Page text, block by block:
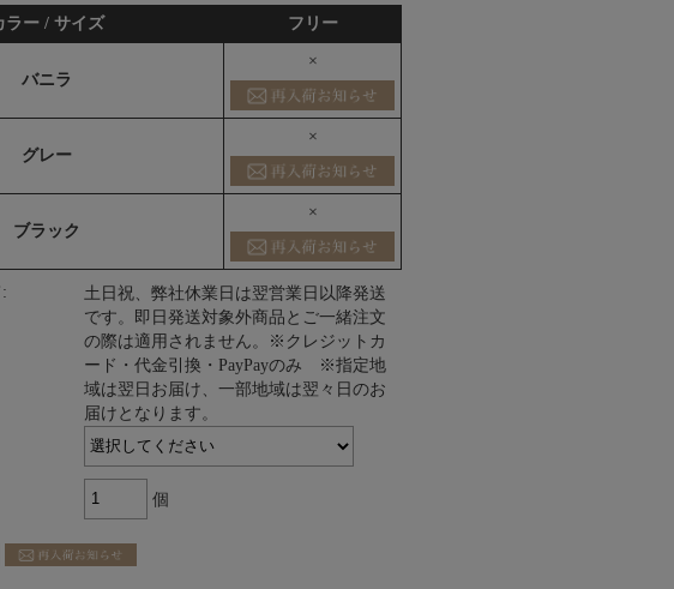
ラー / サイズ フリー
バニラ
×
グレー
×
ブラック
×
土日祝、弊社休業日は翌営業日以降発送
です。即日発送対象外商品とご一緒注文
の際は適用されません。※クレジットカ
ード・代金引換・PayPayのみ ※指定地
域は翌日お届け、一部地域は翌々日のお
届けとなります。
個